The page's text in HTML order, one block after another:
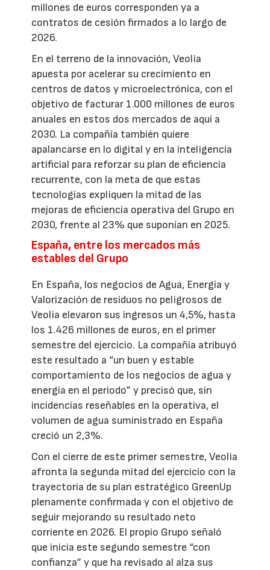
millones de euros corresponden ya a
contratos de cesión firmados a lo largo de
2026.
En el terreno de la innovación, Veolia
apuesta por acelerar su crecimiento en
centros de datos y microelectrónica, con el
objetivo de facturar 1.000 millones de euros
anuales en estos dos mercados de aquí a
2030. La compañía también quiere
apalancarse en lo digital y en la inteligencia
artificial para reforzar su plan de eficiencia
recurrente, con la meta de que estas
tecnologías expliquen la mitad de las
mejoras de eficiencia operativa del Grupo en
2030, frente al 23% que suponían en 2025.
España, entre los mercados más
estables del Grupo
En España, los negocios de Agua, Energía y
Valorización de residuos no peligrosos de
Veolia elevaron sus ingresos un 4,5%, hasta
los 1.426 millones de euros, en el primer
semestre del ejercicio. La compañía atribuyó
este resultado a “un buen y estable
comportamiento de los negocios de agua y
energía en el periodo” y precisó que, sin
incidencias reseñables en la operativa, el
volumen de agua suministrado en España
creció un 2,3%.
Con el cierre de este primer semestre, Veolia
afronta la segunda mitad del ejercicio con la
trayectoria de su plan estratégico GreenUp
plenamente confirmada y con el objetivo de
seguir mejorando su resultado neto
corriente en 2026. El propio Grupo señaló
que inicia este segundo semestre “con
confianza” y que ha revisado al alza sus